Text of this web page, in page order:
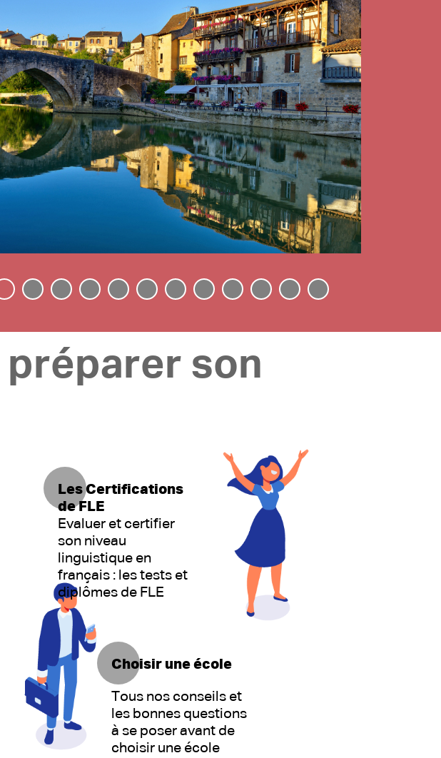
son
Les Certifications
de FLE
Evaluer et certifier
son niveau
linguistique en
français : les tests et
diplômes de FLE
Choisir une école
Tous nos conseils et
les bonnes questions
à se poser avant de
choisir une école